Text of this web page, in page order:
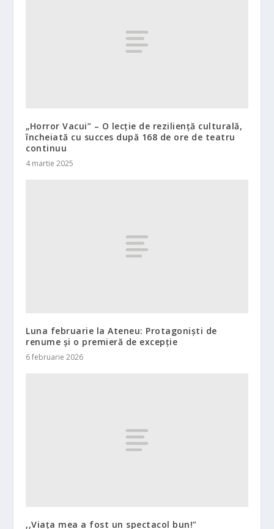
„Horror Vacui” – O lecție de reziliență culturală,
încheiată cu succes după 168 de ore de teatru
continuu
4 martie 2025
Luna februarie la Ateneu: Protagoniști de
renume și o premieră de excepție
6 februarie 2026
,,Viaţa mea a fost un spectacol bun!”